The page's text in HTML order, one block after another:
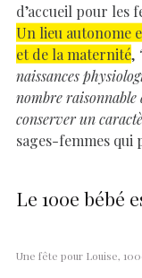
d’accueil pour les
Un lieu autonome
et de la maternité,
naissances
nombre raisonnable
conserver un
sages-femmes qui
Le 100e bébé
Une fête pour Louise,